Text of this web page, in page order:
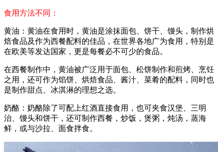
食用方法不同：
黄油：黄油在食用时，黄油是涂抹面包、饼干、馒头，制作烘
焙食品及作为西餐配料的佳品，在世界各地广为食用，特别是
在欧美等发达国家，更是每餐必不可少的食品。
在西餐制作中，黄油被广泛用于面包、松饼制作和煎烤、烹饪
之用，还可作为馅饼、烘焙食品、酱汁、菜肴的配料，同时也
是制作甜点、冰淇淋的理想之选。
奶酪：奶酪除了可配上红酒直接食用，也可夹食汉堡、三明
治、馒头和饼干，还可制作西餐，炒饭，煲粥，炖汤，蒸海
鲜，或与沙拉、面食拌食。